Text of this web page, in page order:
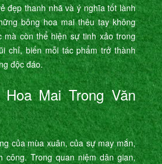
đẹp thanh nhã và ý nghĩa tốt lành
bông hoa mai thêu tay không
mà còn thể hiện sự tinh xảo trong
chỉ, biến mỗi tác phẩm trở thành
độc đáo.
Mai Trong Văn
của mùa xuân, của sự may mắn,
công. Trong quan niệm dân gian,